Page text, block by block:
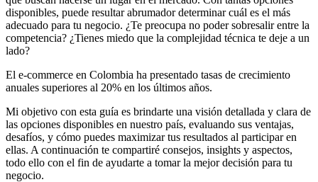
disponibles, puede resultar abrumador determinar cuál es el más
adecuado para tu negocio. ¿Te preocupa no poder sobresalir entre la
competencia? ¿Tienes miedo que la complejidad técnica te deje a un
lado?
El e-commerce en Colombia ha presentado tasas de crecimiento
anuales superiores al 20% en los últimos años.
Mi objetivo con esta guía es brindarte una visión detallada y clara de
las opciones disponibles en nuestro país, evaluando sus ventajas,
desafíos, y cómo puedes maximizar tus resultados al participar en
ellas. A continuación te compartiré consejos, insights y aspectos,
todo ello con el fin de ayudarte a tomar la mejor decisión para tu
negocio.